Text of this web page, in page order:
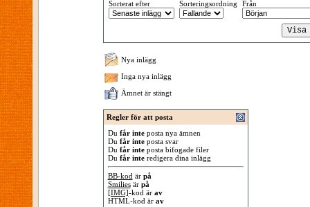
Sorterat efter
Sorteringsordning Från
Nya inlägg
Inga nya inlägg
Ämnet är stängt
Regler för att posta
Du får inteposta nya ämnen
Du får inteposta svar
Du får inteposta bifogade filer
Du får interedigera dina inlägg
BB-kod är på
Smiliesär på
[IMG]-kod är av
HTML-kod är av